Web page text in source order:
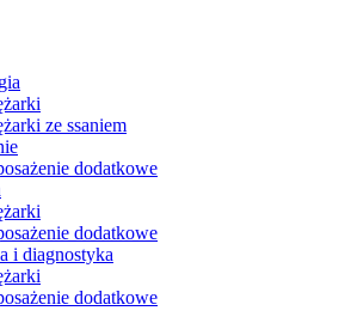
ze ssaniem
dodatkowe
dodatkowe
i diagnostyka
dodatkowe